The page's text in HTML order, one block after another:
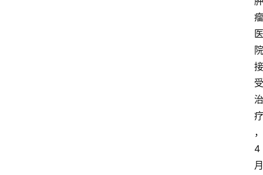
瘤
医
院
接
受
治
疗
，
4
月